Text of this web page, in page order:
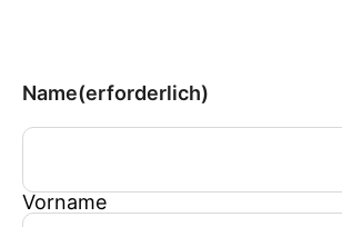
Name(erforderlich)
Vorname